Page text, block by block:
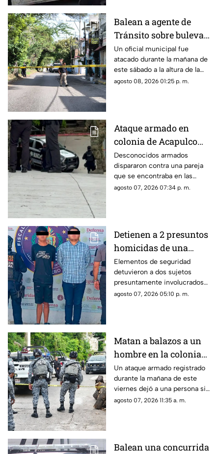
Balean a agente de
Tránsito sobre bulevar
de Chilpancingo
Un oficial municipal fue
atacado durante la mañana de
este sábado a la altura de la
colonia Progreso.
agosto 08, 2026 01:25 p. m.
Ataque armado en
colonia de Acapulco
deja dos lesionados
Desconocidos armados
dispararon contra una pareja
que se encontraba en las
inmediaciones de la colonia
agosto 07, 2026 07:34 p. m.
Detienen a 2 presuntos
homicidas de una
estilista en Acapulco
Elementos de seguridad
detuvieron a dos sujetos
presuntamente involucrados
con el ataque y homicidio de
agosto 07, 2026 05:10 p. m.
Matan a balazos a un
hombre en la colonia
Periodistas
Un ataque armado registrado
durante la mañana de este
viernes dejó a una persona sin
vida cerca de la Ruiz Cortines.
agosto 07, 2026 11:35 a. m.
Balean una concurrida